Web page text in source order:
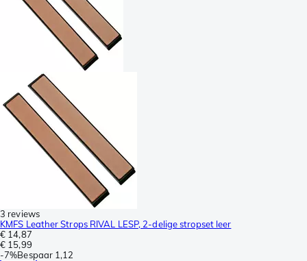
3 reviews
KMFS Leather Strops RIVAL LESP, 2-delige stropset leer
€ 14,87
€ 15,99
-7%Bespaar 1,12